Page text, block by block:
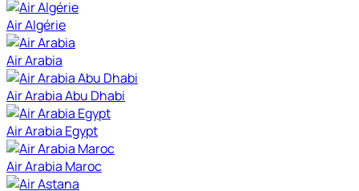
Air Algérie
Air Arabia
Air Arabia Abu Dhabi
Air Arabia Egypt
Air Arabia Maroc